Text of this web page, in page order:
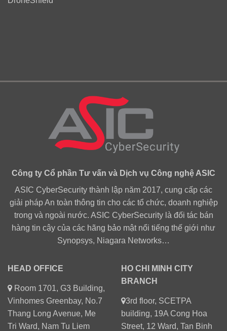
Công ty Cổ phần Tư vấn và Dịch vụ Công nghệ ASIC
ASIC CyberSecurity thành lập năm 2017, cung cấp các
giải pháp An toàn thông tin cho các tổ chức, doanh nghiệp
trong và ngoài nước. ASIC CyberSecurity là đối tác bán
hàng tin cậy của các hãng bảo mật nổi tiếng thế giới như
Synopsys, Niagara Networks…
HEAD OFFICE
Room 1701, G3 Building,
Vinhomes Greenbay, No.7
Thang Long Avenue, Me
Tri Ward, Nam Tu Liem
HO CHI MINH CITY
BRANCH
3rd floor, SCETPA
building, 19A Cong Hoa
Street, 12 Ward, Tan Binh